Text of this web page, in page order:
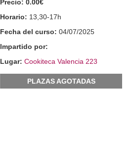
Precio:0.00€
Horario: 13,30-17h
Fecha del curso:04/07/2025
Impartido por:
Lugar:Cookiteca Valencia 223
PLAZAS AGOTADAS